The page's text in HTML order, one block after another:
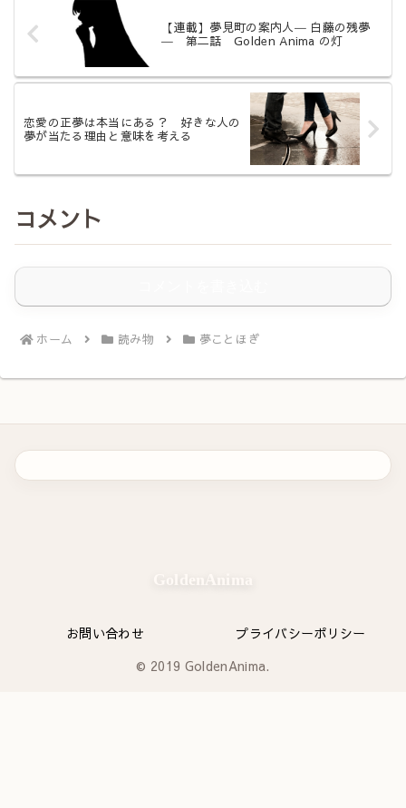
【連載】夢見町の案内人― 白藤の残夢
― 第二話 Golden Anima の灯
恋愛の正夢は本当にある？ 好きな人の
夢が当たる理由と意味を考える
コメント
ホーム 読み物 夢ことほぎ
お問い合わせ
プライバシーポリシー
© 2019 GoldenAnima.